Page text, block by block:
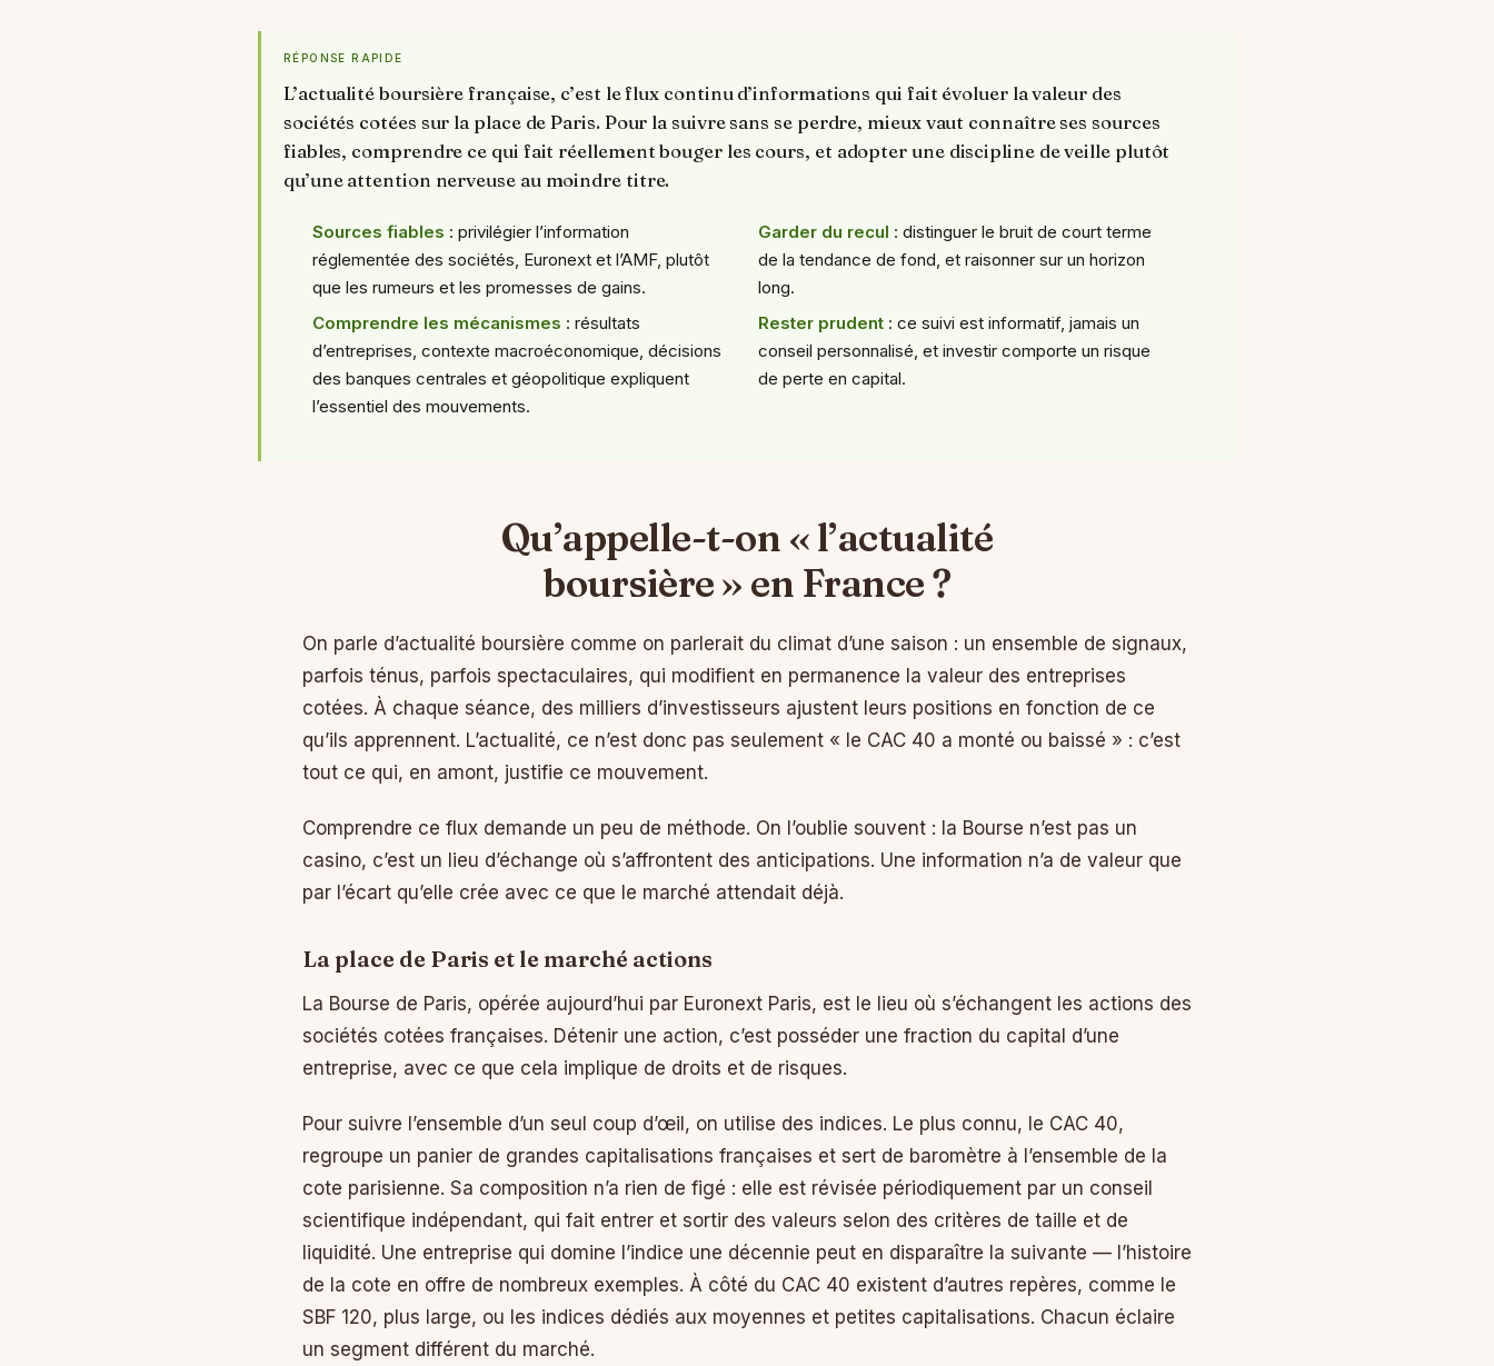
RÉPONSE RAPIDE
L’actualité boursière française, c’est le flux continu d’informations qui fait évoluer la valeur des
sociétés cotées sur la place de Paris. Pour la suivre sans se perdre, mieux vaut connaître ses sources
fiables, comprendre ce qui fait réellement bouger les cours, et adopter une discipline de veille plutôt
qu’une attention nerveuse au moindre titre.
Sources fiables : privilégier l’information
réglementée des sociétés, Euronext et l’AMF, plutôt
que les rumeurs et les promesses de gains.
Comprendre les mécanismes : résultats
d’entreprises, contexte macroéconomique, décisions
des banques centrales et géopolitique expliquent
l’essentiel des mouvements.
Garder du recul : distinguer le bruit de court terme
de la tendance de fond, et raisonner sur un horizon
long.
Rester prudent: ce suivi est informatif, jamais un
conseil personnalisé, et investir comporte un risque
de perte en capital.
Qu’appelle-t-on « l’actualité
boursière » en France ?
On parle d’actualité boursière comme on parlerait du climat d’une saison : un ensemble de signaux,
parfois ténus, parfois spectaculaires, qui modifient en permanence la valeur des entreprises
cotées. À chaque séance, des milliers d’investisseurs ajustent leurs positions en fonction de ce
qu’ils apprennent. L’actualité, ce n’est donc pas seulement « le CAC 40 a monté ou baissé » : c’est
tout ce qui, en amont, justifie ce mouvement.
Comprendre ce flux demande un peu de méthode. On l’oublie souvent : la Bourse n’est pas un
casino, c’est un lieu d’échange où s’affrontent des anticipations. Une information n’a de valeur que
par l’écart qu’elle crée avec ce que le marché attendait déjà.
La place de Paris et le marché actions
La Bourse de Paris, opérée aujourd’hui par Euronext Paris, est le lieu où s’échangent les actions des
sociétés cotées françaises. Détenir une action, c’est posséder une fraction du capital d’une
entreprise, avec ce que cela implique de droits et de risques.
Pour suivre l’ensemble d’un seul coup d’œil, on utilise des indices. Le plus connu, le CAC 40,
regroupe un panier de grandes capitalisations françaises et sert de baromètre à l’ensemble de la
cote parisienne. Sa composition n’a rien de figé : elle est révisée périodiquement par un conseil
scientifique indépendant, qui fait entrer et sortir des valeurs selon des critères de taille et de
liquidité. Une entreprise qui domine l’indice une décennie peut en disparaître la suivante — l’histoire
de la cote en offre de nombreux exemples. À côté du CAC 40 existent d’autres repères, comme le
SBF 120, plus large, ou les indices dédiés aux moyennes et petites capitalisations. Chacun éclaire
un segment différent du marché.